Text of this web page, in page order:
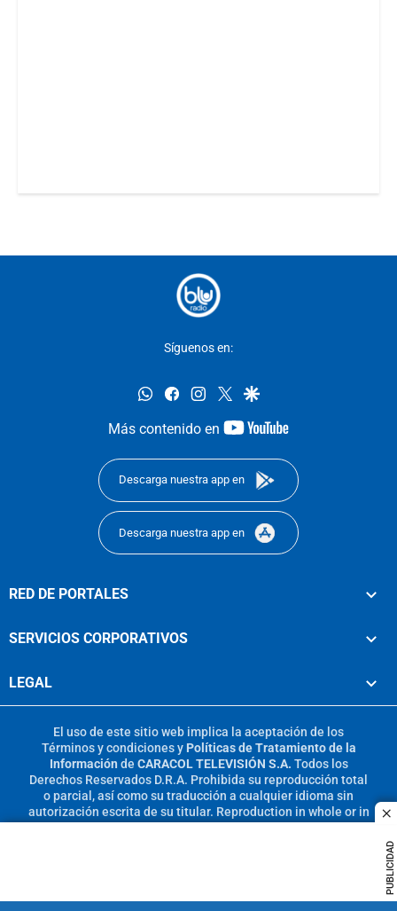
PUBLICIDAD
Síguenos en:
whatsappfacebookinstagram
twittergoogle
Más contenido en
youtube-
Descarga nuestra app en
Descarga nuestra app en
RED DE PORTALES
SERVICIOS CORPORATIVOS
LEGAL
El uso de este sitio web implica la aceptación de los
Términos y condicionesy Políticas de Tratamiento de la
Información de CARACOL TELEVISIÓN S.A. Todos los
Derechos Reservados D.R.A. Prohibida su reproducción total
o parcial, así como su traducción a cualquier idioma sin
autorización escrita de su titular. Reproduction in whole or in